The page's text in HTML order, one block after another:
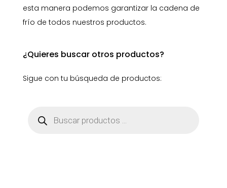
esta manera podemos garantizar la cadena de
frío de todos nuestros productos.
¿Quieres buscar otros productos?
Sigue con tu búsqueda de productos:
productos